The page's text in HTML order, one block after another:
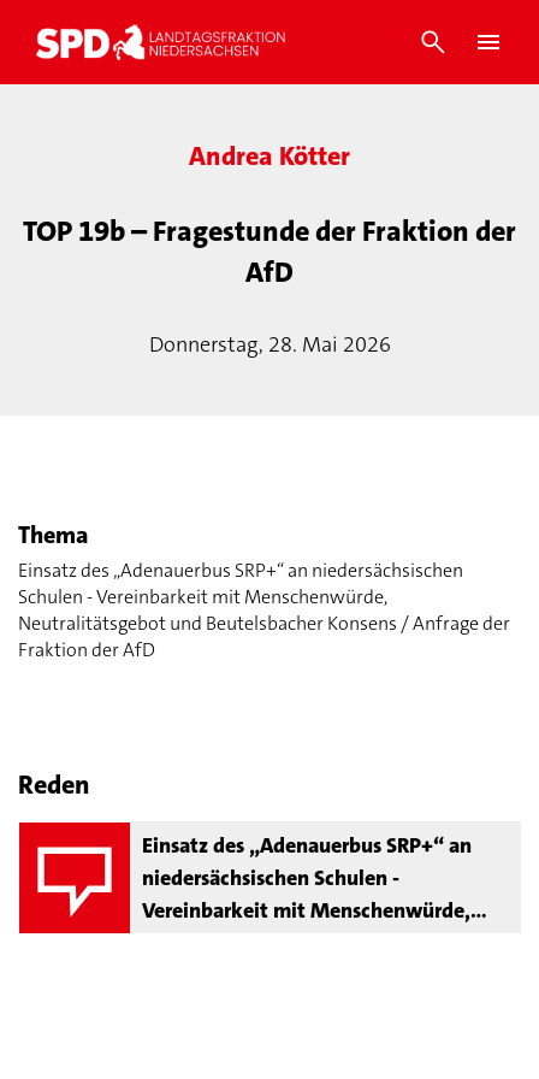
Andrea Kötter
TOP 19b – Fragestunde der Fraktion der
AfD
Donnerstag, 28. Mai 2026
Thema
Einsatz des „Adenauerbus SRP+“ an niedersächsischen
Schulen - Vereinbarkeit mit Menschenwürde,
Neutralitätsgebot und Beutelsbacher Konsens / Anfrage der
Fraktion der AfD
Reden
Einsatz des „Adenauerbus SRP+“ an
niedersächsischen Schulen -
Vereinbarkeit mit Menschenwürde,